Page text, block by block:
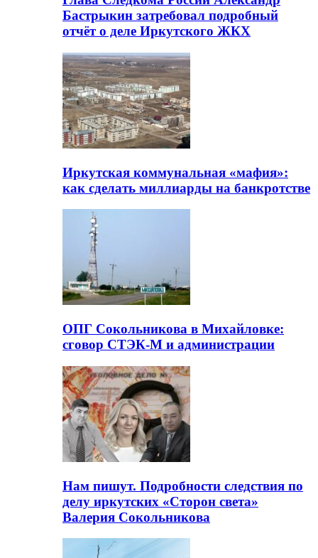
Бастрыкин затребовал подробный
отчёт о деле Иркутского ЖКХ
Иркутская коммунальная «мафия»:
как сделать миллиарды на банкротстве
ОПГ Сокольникова в Михайловке:
сговор СТЭК-М и администрации
Нам пишут. Подробности следствия по
делу иркутских «Сторон света»
Валерия Сокольникова